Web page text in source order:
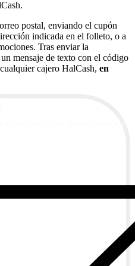
postal, enviando el cupón
indicada en el folleto, o a
Tras enviar la
mensaje de texto con el código
cajero HalCash, en